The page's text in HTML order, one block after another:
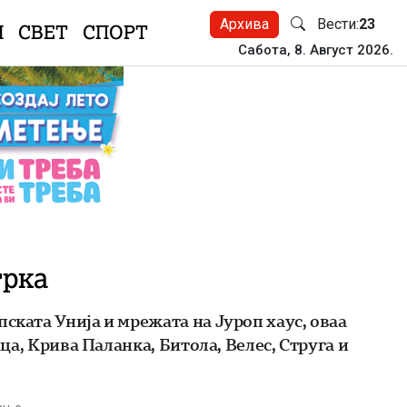
СВЕТ СПОРТ Архива Вести:23
Сабота, 8. Август 2026.
Унија и мрежата на Јуроп хаус, оваа
Крива Паланка, Битола, Велес, Струга и